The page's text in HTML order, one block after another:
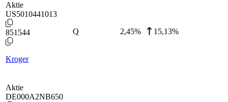
Aktie
US5010441013
851544
Kroger
Q 2,45% 15,13%
Aktie
DE000A2NB650